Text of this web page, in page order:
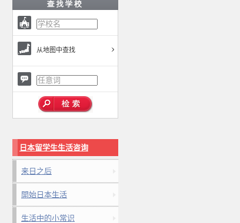
从地图中查找
日本留学生生活咨询
来日之后
開始日本生活
生活中的小常识